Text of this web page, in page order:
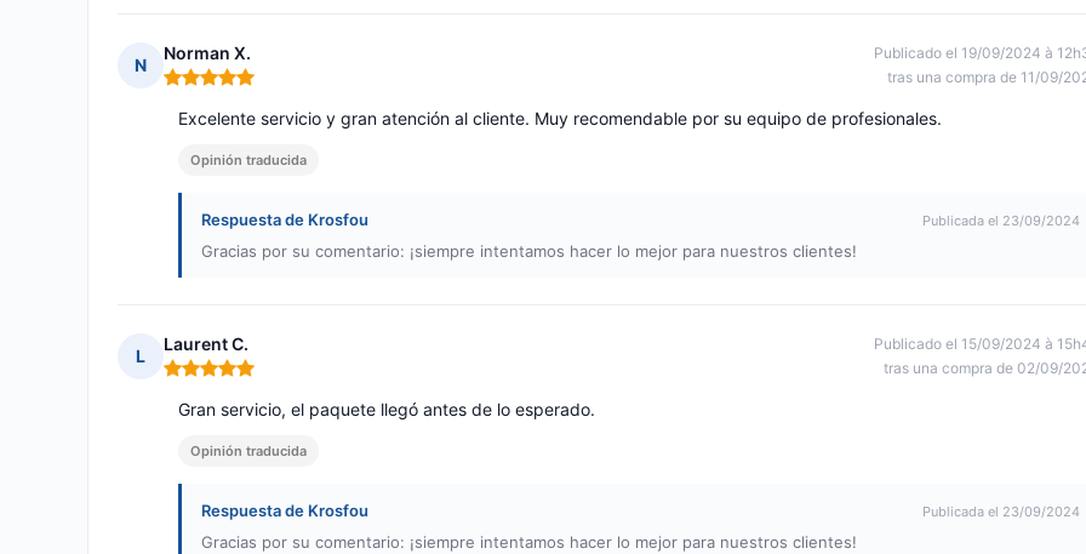
N
Norman X.
Nota: 5 de 5
Publicado el 19/09/2024 à
tras una compra de 11/09/
Excelente servicio y gran atención al cliente. Muy recomendable por su equipo de profesionales.
Opinión traducida
Respuesta de Krosfou Publicada el 23/09/2024
Gracias por su comentario: ¡siempre intentamos hacer lo mejor para nuestros clientes!
L
Laurent C.
Nota: 5 de 5
Publicado el 15/09/2024 à
tras una compra de 02/09/
Gran servicio, el paquete llegó antes de lo esperado.
Opinión traducida
Respuesta de Krosfou Publicada el 23/09/2024
Gracias por su comentario: ¡siempre intentamos hacer lo mejor para nuestros clientes!